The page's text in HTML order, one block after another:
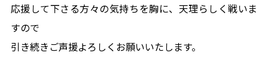
応援して下さる方々の気持ちを胸に、天理らしく戦いま
すので
引き続きご声援よろしくお願いいたします。